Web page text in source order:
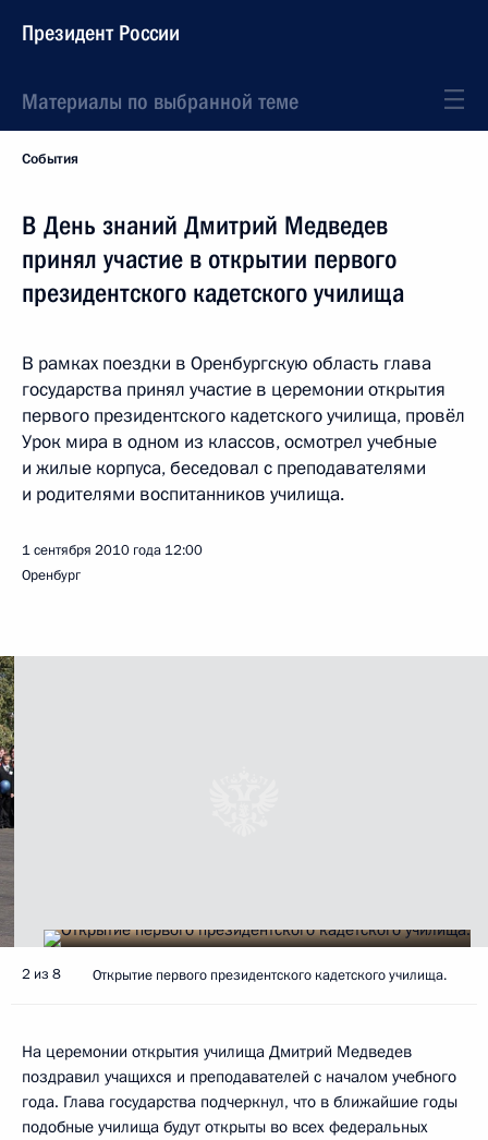
Президент России
Материалы по выбранной теме
События
В День знаний Дмитрий Медведев
принял участие в открытии первого
президентского кадетского училища
В рамках поездки в Оренбургскую область глава
государства принял участие в церемонии открытия
первого президентского кадетского училища, провёл
Урок мира в одном из классов, осмотрел учебные
и жилые корпуса, беседовал с преподавателями
и родителями воспитанников училища.
1 сентября 2010 года 12:00
Оренбург
2 из 8 Открытие первого президентского кадетского училища.
На церемонии открытия училища Дмитрий Медведев
поздравил учащихся и преподавателей с началом учебного
года. Глава государства подчеркнул, что в ближайшие годы
подобные училища будут открыты во всех федеральных